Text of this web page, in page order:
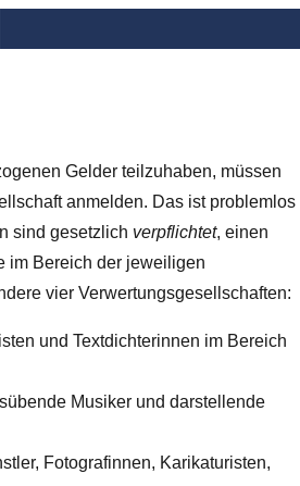
Gelder teilzuhaben, müssen
anmelden. Das ist problemlos
sind gesetzlich verpflichtet, einen
im Bereich der jeweiligen
vier Verwertungsgesellschaften:
und Textdichterinnen im Bereich
Musiker und darstellende
Fotografinnen, Karikaturisten,